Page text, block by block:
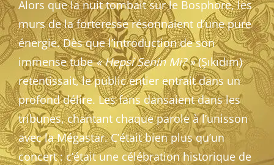
Alors que la nuit tombait sur le Bosphore, les
murs de la forteresse résonnaient d’une pure
énergie. Dès que l’introduction de son
immense tube« Hepsi Senin Mi? »(Şıkıdım)
retentissait, le public entier entrait dans un
profond délire. Les fans dansaient dans les
tribunes, chantant chaque parole à l’unisson
avec la Mégastar. C’était bien plus qu’un
concert : c’était une célébration historique de